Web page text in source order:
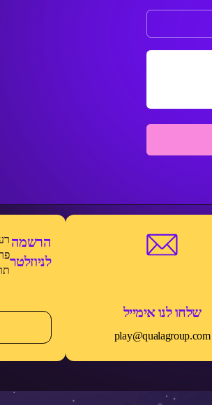
שלחו לנו אימייל
play@qualagroup.com
הרשמה
לניוזלטר